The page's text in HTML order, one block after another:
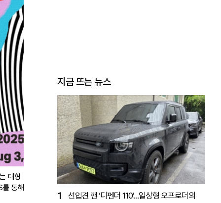
대형
를 통해
지금 뜨는 뉴스
1
선입견 깬 ‘디펜더 110’…일상형 오프로더의